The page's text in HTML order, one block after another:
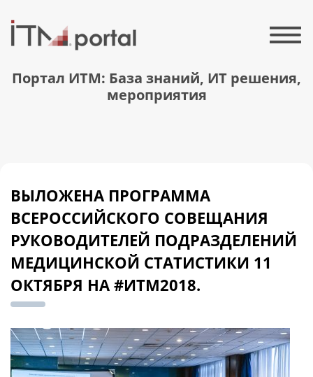
Портал ИТМ: База знаний, ИТ решения,
мероприятия
ВЫЛОЖЕНА ПРОГРАММА
ВСЕРОССИЙСКОГО СОВЕЩАНИЯ
РУКОВОДИТЕЛЕЙ ПОДРАЗДЕЛЕНИЙ
МЕДИЦИНСКОЙ СТАТИСТИКИ 11
ОКТЯБРЯ НА #ИТМ2018.